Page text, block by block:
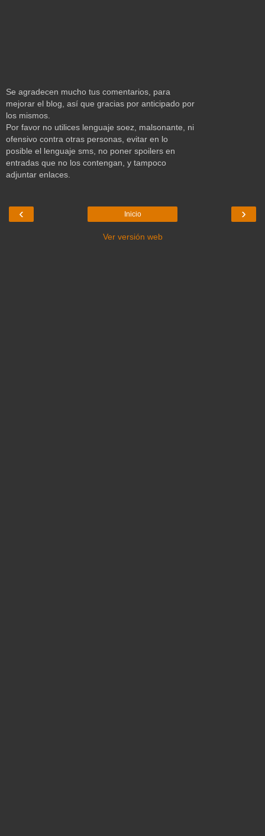
Se agradecen mucho tus comentarios, para
mejorar el blog, así que gracias por anticipado por
los mismos.
Por favor no utilices lenguaje soez, malsonante, ni
ofensivo contra otras personas, evitar en lo
posible el lenguaje sms, no poner spoilers en
entradas que no los contengan, y tampoco
adjuntar enlaces.
‹ ›
Inicio
Ver versión web